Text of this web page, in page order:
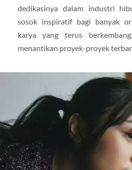
dedikasinya dalam industri
sosok inspiratif bagi banyak
karya yang terus
menantikan proyek-proyek